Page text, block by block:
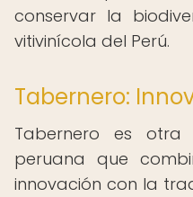
conservar la
vitivinícola del Perú.
Tabernero:
Tabernero es
peruana que
innovación con la